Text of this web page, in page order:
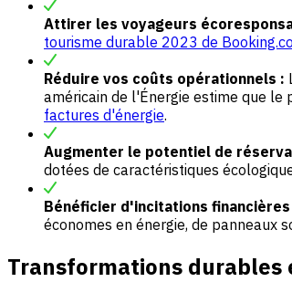
Attirer les voyageurs
tourisme durable 2023 de
Réduire vos coûts opérationnels :
américain de l'Énergie estime que
factures d'énergie.
Augmenter le potentiel de
dotées de caractéristiques
Bénéficier d'incitations financières
économes en énergie, de panneaux
Transformations durables